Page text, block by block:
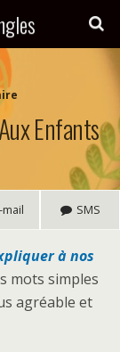
Enfants
mail SMS
à nos
mots simples
agréable et